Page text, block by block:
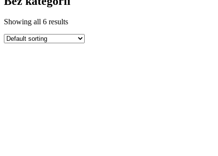
Showing all 6 results